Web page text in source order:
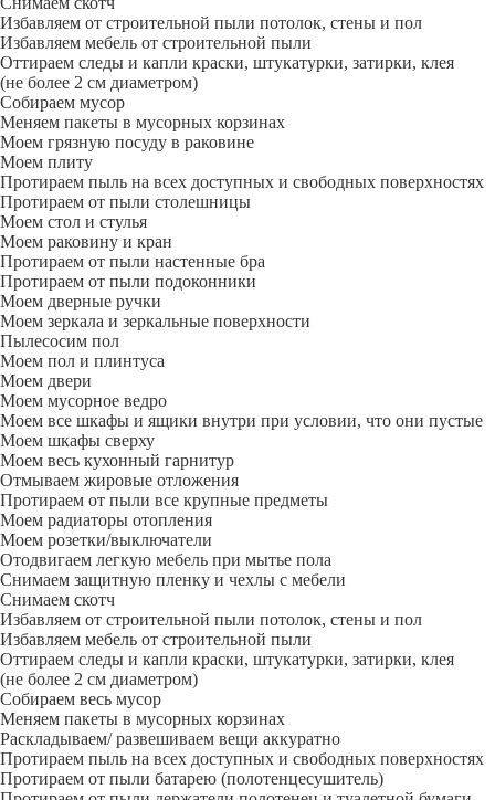
Избавляем от строительной пыли потолок, стены и пол
Избавляем мебель от строительной пыли
Оттираем следы и капли краски, штукатурки, затирки, клея
(не более 2 см диаметром)
Собираем мусор
Меняем пакеты в мусорных корзинах
Моем грязную посуду в раковине
Моем плиту
Протираем пыль на всех доступных и свободных поверхностях
Протираем от пыли столешницы
Моем стол и стулья
Моем раковину и кран
Протираем от пыли настенные бра
Протираем от пыли подоконники
Моем дверные ручки
Моем зеркала и зеркальные поверхности
Пылесосим пол
Моем пол и плинтуса
Моем двери
Моем мусорное ведро
Моем все шкафы и ящики внутри при условии, что они пустые
Моем шкафы сверху
Моем весь кухонный гарнитур
Отмываем жировые отложения
Протираем от пыли все крупные предметы
Моем радиаторы отопления
Моем розетки/выключатели
Отодвигаем легкую мебель при мытье пола
Снимаем защитную пленку и чехлы с мебели
Снимаем скотч
Избавляем от строительной пыли потолок, стены и пол
Избавляем мебель от строительной пыли
Оттираем следы и капли краски, штукатурки, затирки, клея
(не более 2 см диаметром)
Собираем весь мусор
Меняем пакеты в мусорных корзинах
Раскладываем/ развешиваем вещи аккуратно
Протираем пыль на всех доступных и свободных поверхностях
Протираем от пыли батарею (полотенцесушитель)